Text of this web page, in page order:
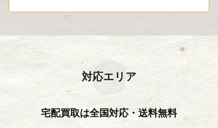
対応エリア
宅配買取は全国対応・送料無料